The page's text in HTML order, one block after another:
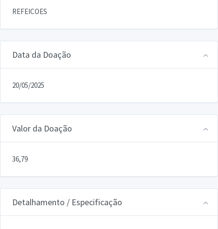
REFEICOES
Data da Doação
20/05/2025
Valor da Doação
36,79
Detalhamento / Especificação